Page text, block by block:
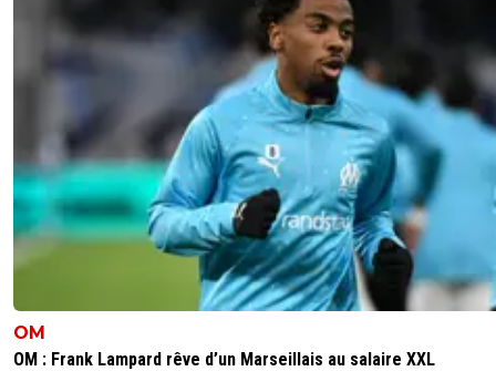
OM
OM : Frank Lampard rêve d’un Marseillais au salaire XXL